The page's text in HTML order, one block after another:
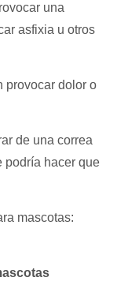
una
asfixia u otros
provocar dolor o
de una correa
podría hacer que